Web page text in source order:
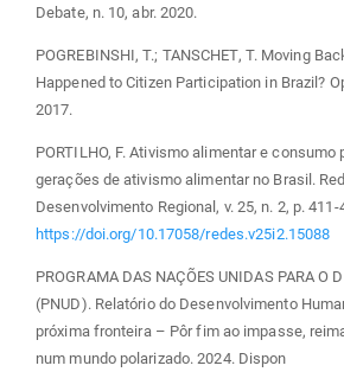
Debate, n. 10, abr. 2020.
POGREBINSHI, T.; TANSCHET, T. Moving
Happened to Citizen Participation in Brazil?
2017.
PORTILHO, F. Ativismo alimentar e
gerações de ativismo alimentar no Brasil.
Desenvolvimento Regional, v. 25, n. 2, p. 411-
https://doi.org/10.17058/redes.v25i2.15088
PROGRAMA DAS NAÇÕES UNIDAS PARA O
(PNUD). Relatório do Desenvolvimento
próxima fronteira – Pôr fim ao impasse,
num mundo polarizado. 2024. Dispon